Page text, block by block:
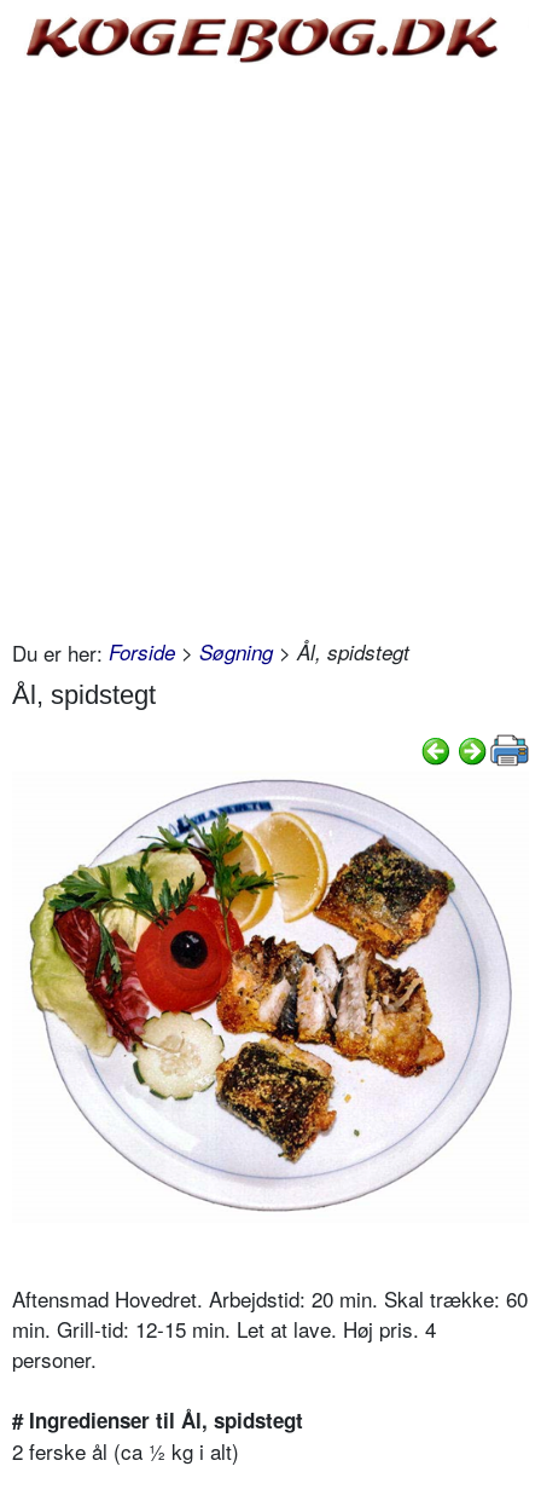
Du er her: Forside > Søgning> Ål, spidstegt
Ål, spidstegt
Aftensmad Hovedret. Arbejdstid: 20 min. Skal trække: 60
min. Grill-tid: 12-15 min. Let at lave. Høj pris. 4
personer.
# Ingredienser til Ål, spidstegt
2 ferske ål (ca ½ kg i alt)